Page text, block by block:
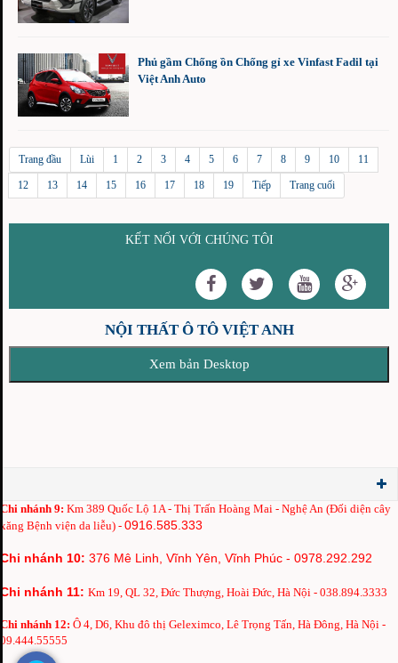
Phủ gầm Chống ồn Chống gỉ xe Vinfast Fadil tại
Việt Anh Auto
Trang đầu Lùi 1 2 3 4 5 6 7 8 9 10 11
12 13 14 15 16 17 18 19 Tiếp Trang cuối
KẾT NỐI VỚI CHÚNG TÔI
NỘI THẤT Ô TÔ VIỆT ANH
Chi nhánh 9: Km 389 Quốc Lộ 1A - Thị Trấn Hoàng Mai - Nghệ An (Đối diện cây
xăng Bệnh viện da liễu) - 0916.585.333
Chi nhánh 10: 376 Mê Linh, Vĩnh Yên, Vĩnh Phúc - 0978.292.292
Chi nhánh 11: Km 19, QL 32, Đức Thượng, Hoài Đức, Hà Nội - 038.894.3333
Chi nhánh 12: Ô 4, D6, Khu đô thị Geleximco, Lê Trọng Tấn, Hà Đông, Hà Nội -
09.444.55555